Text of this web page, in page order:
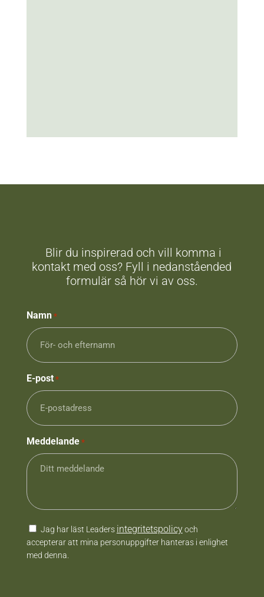
Blir du inspirerad och vill komma i
kontakt med oss? Fyll i nedanståended
formulär så hör vi av oss.
Namn *
E-post *
Meddelande *
Samtycke
Jag har läst Leaders integritetspolicyoch
accepterar att mina personuppgifter hanteras i enlighet
med denna.